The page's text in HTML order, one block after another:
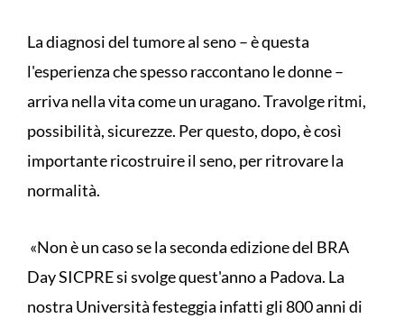
La diagnosi del tumore al seno – è questa
l'esperienza che spesso raccontano le donne –
arriva nella vita come un uragano. Travolge ritmi,
possibilità, sicurezze. Per questo, dopo, è così
importante ricostruire il seno, per ritrovare la
normalità.
«Non è un caso se la seconda edizione del BRA
Day SICPRE si svolge quest'anno a Padova. La
nostra Università festeggia infatti gli 800 anni di